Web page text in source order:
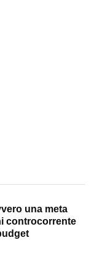
una meta
controcorrente